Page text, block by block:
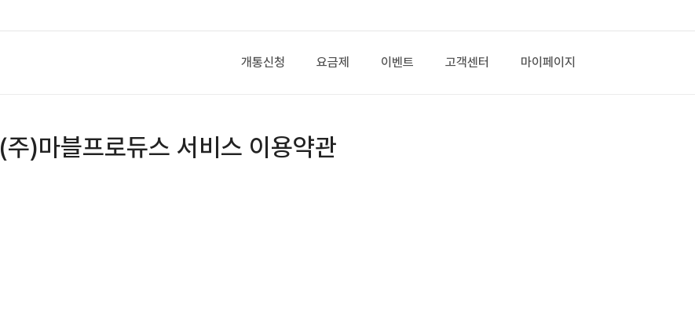
개통신청 요금제 이벤트 고객센터 마이페이지
(주)마블프로듀스 서비스 이용약관